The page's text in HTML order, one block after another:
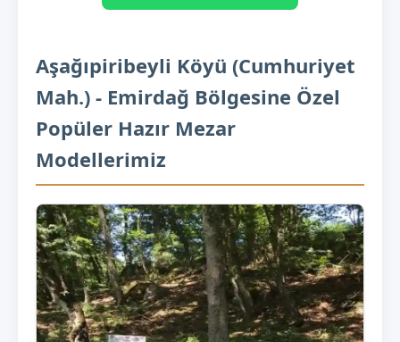
Aşağıpiribeyli Köyü (Cumhuriyet
Mah.) - Emirdağ Bölgesine Özel
Popüler Hazır Mezar
Modellerimiz